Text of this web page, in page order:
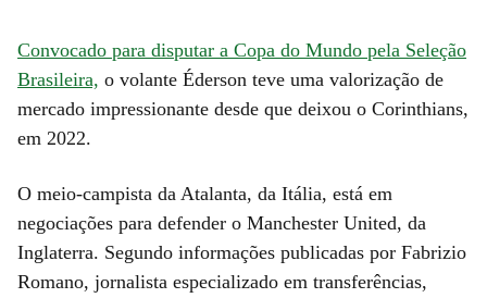
Convocado para disputar a Copa do Mundo pela Seleção
Brasileira, o volante Éderson teve uma valorização de
mercado impressionante desde que deixou o Corinthians,
em 2022.
O meio-campista da Atalanta, da Itália, está em
negociações para defender o Manchester United, da
Inglaterra. Segundo informações publicadas por Fabrizio
Romano, jornalista especializado em transferências,